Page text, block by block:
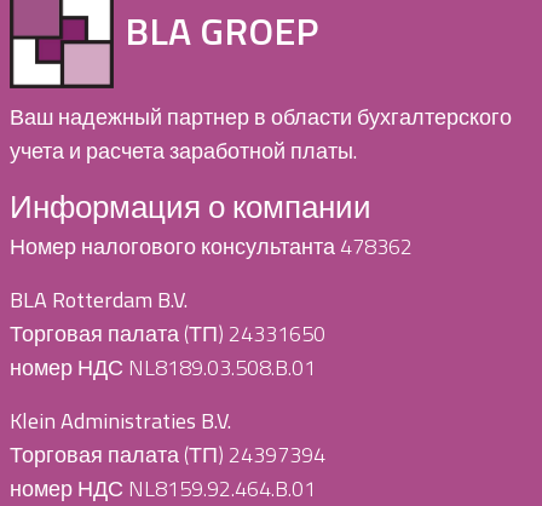
BLA GROEP
Ваш надежный партнер в области бухгалтерского
учета и расчета заработной платы.
Информация о компании
Номер налогового консультанта 478362
BLA Rotterdam B.V.
Торговая палата (ТП) 24331650
номер НДС NL8189.03.508.B.01
Klein Administraties B.V.
Торговая палата (ТП) 24397394
номер НДС NL8159.92.464.B.01